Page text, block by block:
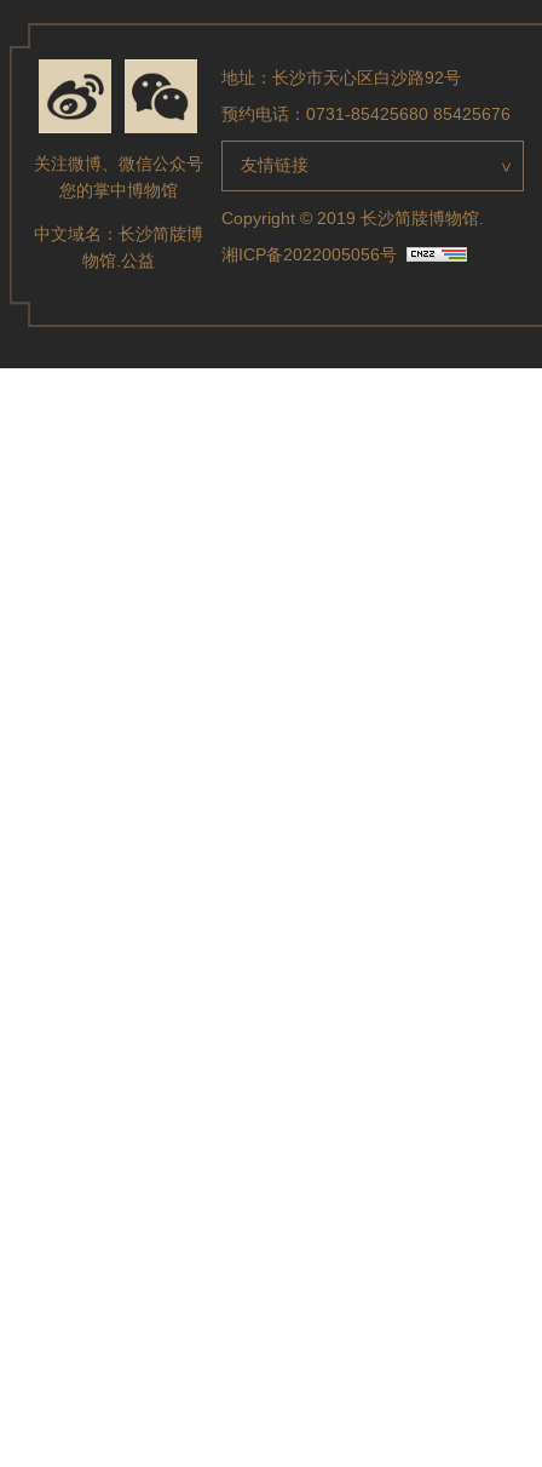
关注微博、微信公众号
您的掌中博物馆
中文域名： 长沙简牍博
物馆.公益
地址：长沙市天心区白沙路92号
预约电话：0731-85425680 85425676
友情链接 >
Copyright © 2019 长沙简牍博物馆.
湘ICP备2022005056号